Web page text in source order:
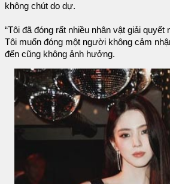
không chút do dự.
“Tôi đã đóng rất nhiều nhân vật giải
Tôi muốn đóng một người không cảm
đến cũng không ảnh hưởng.